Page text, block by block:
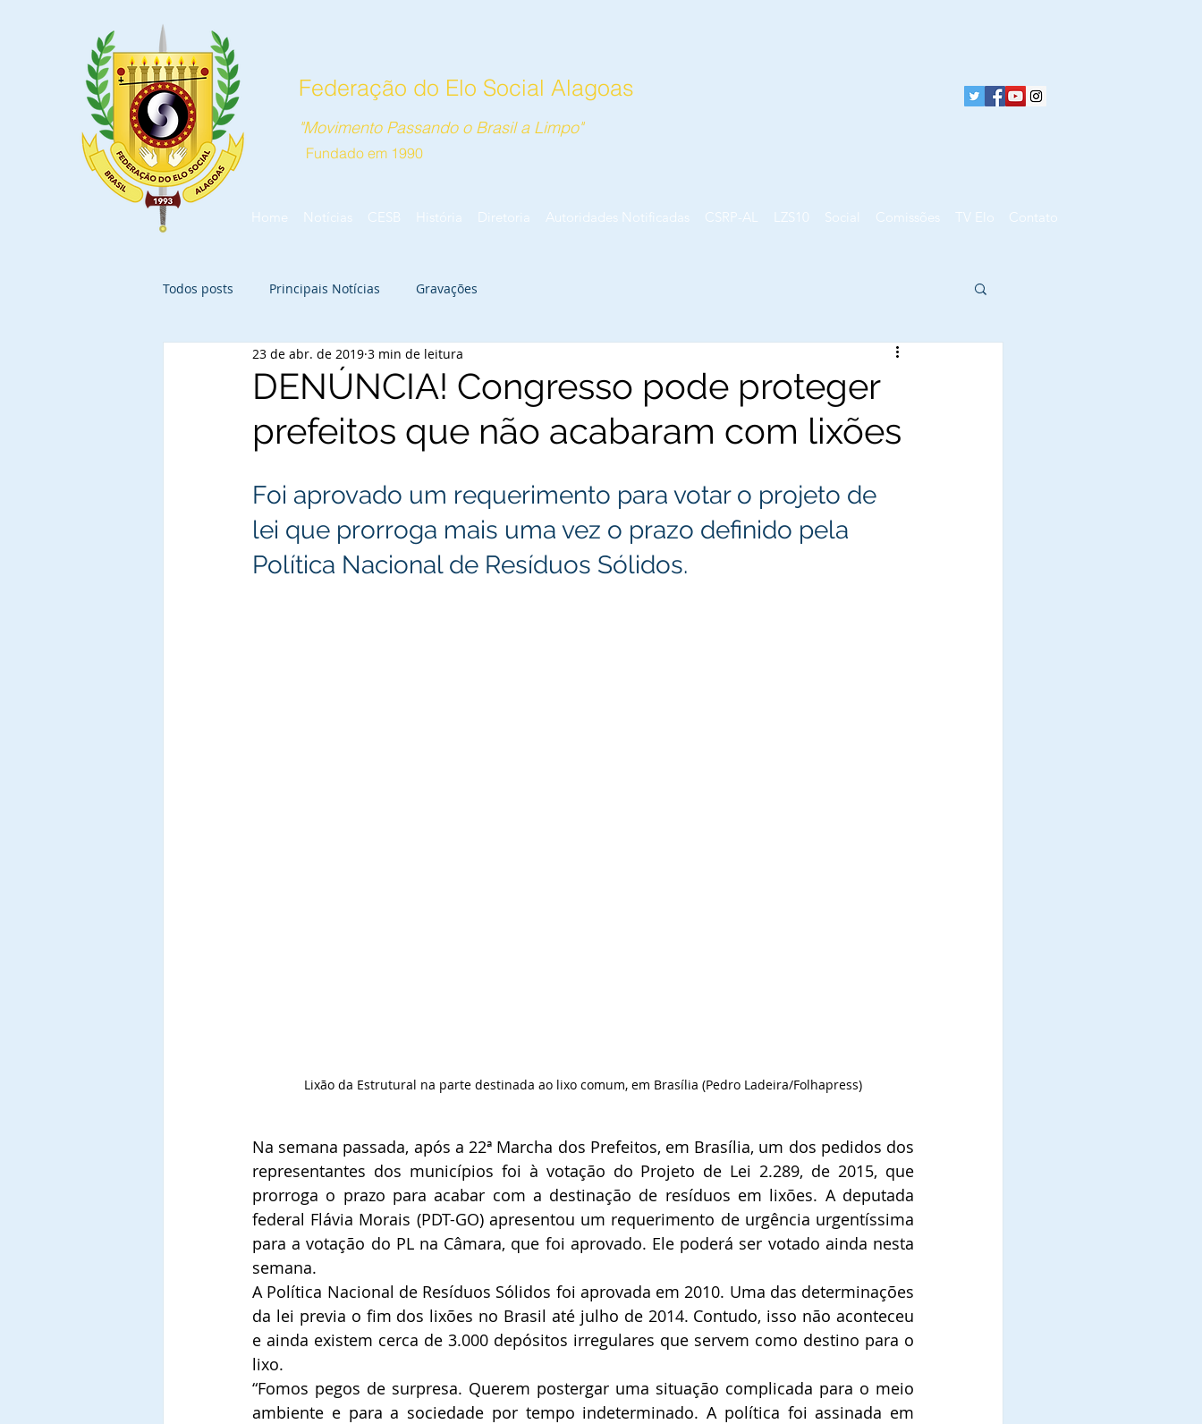
Federação do Elo Social Alagoas
"Movimento Passando o Brasil a Limpo"
Fundado em 1990
Home Notícias CESB História Diretoria Autoridades Notificadas CSRP-AL LZS10 Social Comissões TV Elo Contato
Todos posts Principais Notícias Gravações
DENÚNCIA! Congresso pode proteger
prefeitos que não acabaram com lixões
23 de abr. de 2019 3 min de leitura
Foi aprovado um requerimento para votar o projeto de
lei que prorroga mais uma vez o prazo definido pela
Política Nacional de Resíduos Sólidos.
Lixão da Estrutural na parte destinada ao lixo comum, em Brasília (Pedro Ladeira/Folhapress)
Na semana passada, após a 22ª Marcha dos Prefeitos, em Brasília, um dos pedidos dos
representantes dos municípios foi à votação do Projeto de Lei 2.289, de 2015, que
prorroga o prazo para acabar com a destinação de resíduos em lixões. A deputada
federal Flávia Morais (PDT-GO) apresentou um requerimento de urgência urgentíssima
para a votação do PL na Câmara, que foi aprovado. Ele poderá ser votado ainda nesta
semana.
A Política Nacional de Resíduos Sólidos foi aprovada em 2010. Uma das determinações
da lei previa o fim dos lixões no Brasil até julho de 2014. Contudo, isso não aconteceu
e ainda existem cerca de 3.000 depósitos irregulares que servem como destino para o
lixo.
“Fomos pegos de surpresa. Querem postergar uma situação complicada para o meio
ambiente e para a sociedade por tempo indeterminado. A política foi assinada em